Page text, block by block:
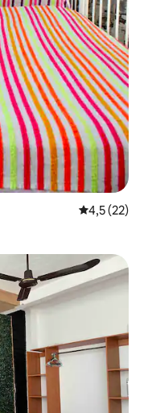
Prosječna
4,5 (22)